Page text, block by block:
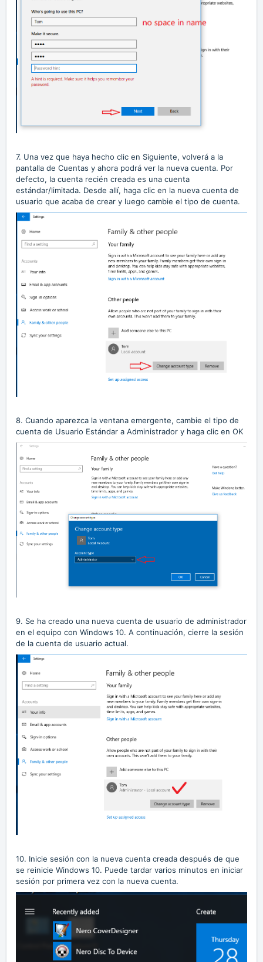
7. Una vez que haya hecho clic en Siguiente, volverá a la
pantalla de Cuentas y ahora podrá ver la nueva cuenta. Por
defecto, la cuenta recién creada es una cuenta
estándar/limitada. Desde allí, haga clic en la nueva cuenta de
usuario que acaba de crear y luego cambie el tipo de cuenta.
8. Cuando aparezca la ventana emergente, cambie el tipo de
cuenta de Usuario Estándar a Administrador y haga clic en OK
9. Se ha creado una nueva cuenta de usuario de administrador
en el equipo con Windows 10. A continuación, cierre la sesión
de la cuenta de usuario actual.
10. Inicie sesión con la nueva cuenta creada después de que
se reinicie Windows 10. Puede tardar varios minutos en iniciar
sesión por primera vez con la nueva cuenta.